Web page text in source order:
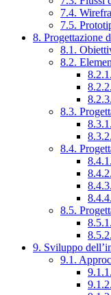
7.4.
7.5.
8. Progettazione
8.1.
8.2.
8.3.
8.4.
8.5.
9. Sviluppo
9.1.